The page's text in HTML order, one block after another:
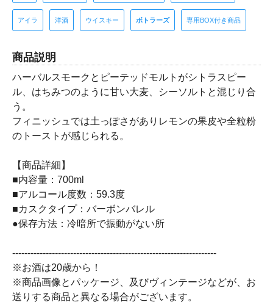
アイラ 洋酒 ウイスキー ボトラーズ 専用BOX付き商品
商品説明
ハーバルスモークとピーテッドモルトがシトラスピー
ル、はちみつのように甘い大麦、シーソルトと混じり合
う。
フィニッシュでは土っぽさがありレモンの果皮や全粒粉
のトーストが感じられる。
【商品詳細】
■内容量：700ml
■アルコール度数：59.3度
■カスクタイプ：バーボンバレル
●保存方法：冷暗所で振動がない所
-------------------------------------------------------------------
※お酒は20歳から！
※商品画像とパッケージ、及びヴィンテージなどが、お
送りする商品と異なる場合がございます。